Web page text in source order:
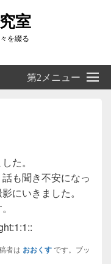
室
を綴る
第2メニュー
た。
も聞き不安になっ
にいきました。
者は おおくすです。ブッ